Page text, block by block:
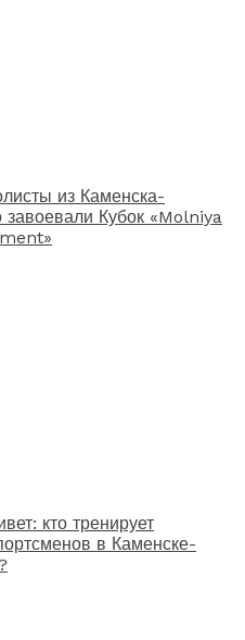
из Каменска-
завоевали Кубок «Molniya
кто тренирует
в Каменске-